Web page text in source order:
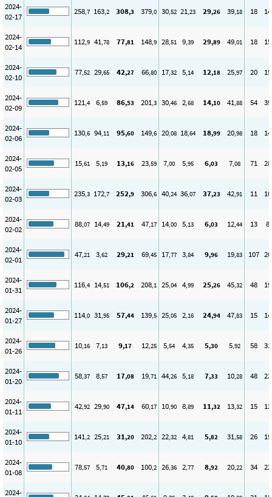
2024-
02-17
258,7 163,2 308,3 379,0 30,52 21,23 29,26 39,18 18 14
2024-
02-14
112,9 41,78 77,81 148,9 28,51 9,39 29,89 49,01 18 15
2024-
02-10
77,52 29,65 42,27 66,80 17,32 5,14 12,18 25,97 20 15
2024-
02-09
121,4 6,59 86,53 201,3 30,46 2,68 14,10 41,88 54 39
2024-
02-06
130,6 94,11 95,60 149,6 20,08 18,64 18,99 20,98 18 14
2024-
02-05
15,61 5,19 13,16 23,59 7,00 5,95 6,03 7,08 71 28
2024-
02-03
235,3 172,7 252,9 306,6 40,24 36,07 37,23 42,91 11 10
2024-
02-02
88,07 14,49 21,41 47,17 14,00 5,13 6,03 12,44 13 8
2024-
02-01
47,21 3,62 29,21 69,45 17,77 3,84 9,96 19,83 107 20
2024-
01-31
116,4 14,51 106,2 208,1 25,04 4,99 25,26 45,32 48 19
2024-
01-27
114,0 31,95 57,44 139,5 25,05 2,16 24,94 47,83 15 14
2024-
01-26
10,16 7,13 9,17 12,25 5,54 4,35 5,30 5,92 58 31
2024-
01-20
58,37 8,57 17,08 19,71 44,26 5,18 7,33 10,28 48 23
2024-
01-11
42,92 29,90 47,14 60,17 10,90 8,89 11,32 13,32 15 12
2024-
01-10
141,2 25,21 31,20 202,2 22,32 4,81 5,82 31,58 26 19
2024-
01-08
78,57 5,71 40,80 100,2 26,36 2,77 8,92 20,22 34 22
2024-